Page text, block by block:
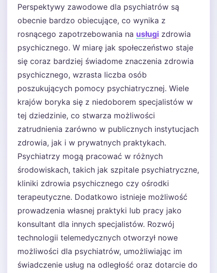
Perspektywy zawodowe dla psychiatrów są
obecnie bardzo obiecujące, co wynika z
rosnącego zapotrzebowania na usługi zdrowia
psychicznego. W miarę jak społeczeństwo staje
się coraz bardziej świadome znaczenia zdrowia
psychicznego, wzrasta liczba osób
poszukujących pomocy psychiatrycznej. Wiele
krajów boryka się z niedoborem specjalistów w
tej dziedzinie, co stwarza możliwości
zatrudnienia zarówno w publicznych instytucjach
zdrowia, jak i w prywatnych praktykach.
Psychiatrzy mogą pracować w różnych
środowiskach, takich jak szpitale psychiatryczne,
kliniki zdrowia psychicznego czy ośrodki
terapeutyczne. Dodatkowo istnieje możliwość
prowadzenia własnej praktyki lub pracy jako
konsultant dla innych specjalistów. Rozwój
technologii telemedycznych otworzył nowe
możliwości dla psychiatrów, umożliwiając im
świadczenie usług na odległość oraz dotarcie do